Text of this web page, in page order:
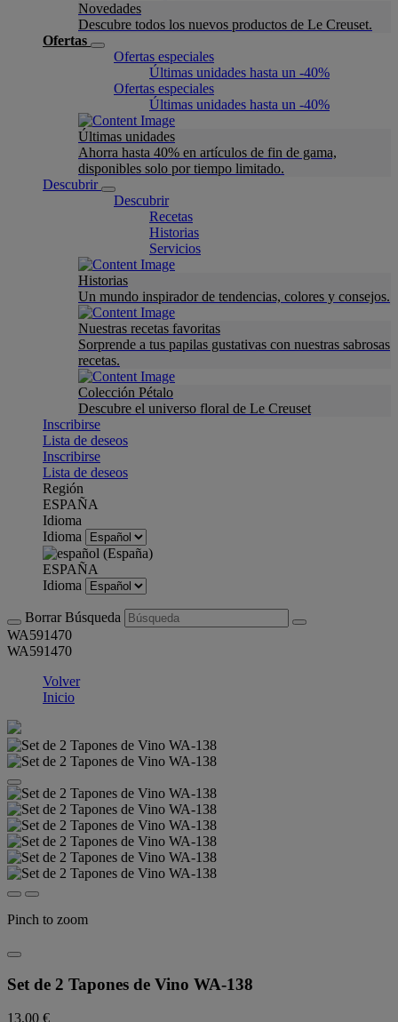
Novedades
Descubre todos los nuevos productos de Le Creuset.
Ofertas
Ofertas especiales
Últimas unidades hasta un -40%
Ofertas especiales
Últimas unidades hasta un -40%
Últimas unidades
Ahorra hasta 40% en artículos de fin de gama,
disponibles solo por tiempo limitado.
Descubrir
Descubrir
Recetas
Historias
Servicios
Historias
Un mundo inspirador de tendencias, colores y consejos.
Nuestras recetas favoritas
Sorprende a tus papilas gustativas con nuestras sabrosas
recetas.
Colección Pétalo
Descubre el universo floral de Le Creuset
Inscribirse
Lista de deseos
Inscribirse
Lista de deseos
Región
ESPAÑA
Idioma
Idioma
ESPAÑA
Idioma
Borrar Búsqueda
WA591470
WA591470
Volver
Inicio
Pinch to zoom
Set de 2 Tapones de Vino WA-138
13,00 €